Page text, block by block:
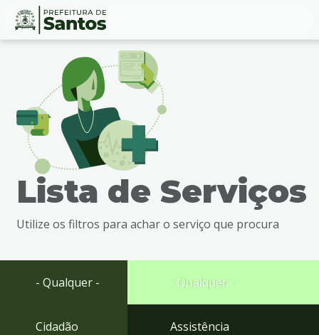
Ir
busca
Ir
Conteúdo
Lista de Serviços
Utilize os filtros para achar o serviço que procura
- Qualquer -
Cidadão
- Qualquer -
Assistência